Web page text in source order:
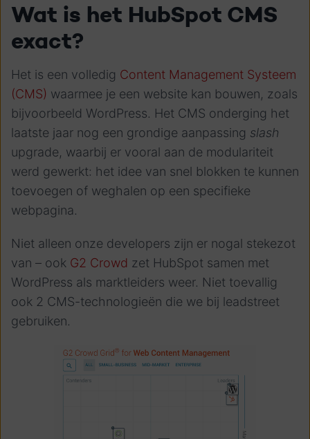
Wat is het HubSpot CMS
exact?
Het is een volledig Content Management Systeem
(CMS) waarmee je een website kan bouwen, zoals
bijvoorbeeld WordPress. Het CMS onderging het
laatste jaar nog een grondige aanpassing slash
upgrade, waarbij er vooral aan de modulariteit
werd gewerkt: het idee van snel blokken te kunnen
toevoegen of weghalen op een specifieke
webpagina.
Niet alleen onze developers zijn er nogal stekezot
van – ook G2 Crowd zet HubSpot samen met
WordPress als marktleiders weer. Niet toevallig
ook 2 CMS-technologieën die we bij leadstreet
gebruiken.